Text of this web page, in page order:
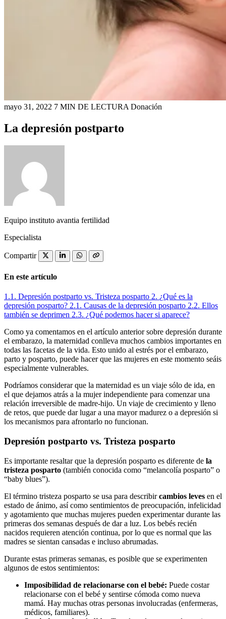
mayo 31, 2022 7 MIN DE LECTURA Donación
La depresión postparto
Equipo instituto avantia fertilidad
Especialista
Compartir
En este artículo
1.1. Depresión postparto vs. Tristeza posparto 2. ¿Qué es la
depresión posparto? 2.1. Causas de la depresión posparto 2.2. Ellos
también se deprimen 2.3. ¿Qué podemos hacer si aparece?
Como ya comentamos en el artículo anterior sobre depresión durante
el embarazo, la maternidad conlleva muchos cambios importantes en
todas las facetas de la vida. Esto unido al estrés por el embarazo,
parto y posparto, puede hacer que las mujeres en este momento seáis
especialmente vulnerables.
Podríamos considerar que la maternidad es un viaje sólo de ida, en
el que dejamos atrás a la mujer independiente para comenzar una
relación irreversible de madre-hijo. Un viaje de crecimiento y lleno
de retos, que puede dar lugar a una mayor madurez o a depresión si
los mecanismos para afrontarlo no funcionan.
Depresión postparto vs. Tristeza posparto
Es importante resaltar que la depresión posparto es diferente de la
tristeza posparto (también conocida como “melancolía posparto” o
“baby blues”).
El término tristeza posparto se usa para describircambios leves en el
estado de ánimo, así como sentimientos de preocupación, infelicidad
y agotamiento que muchas mujeres pueden experimentar durante las
primeras dos semanas después de dar a luz. Los bebés recién
nacidos requieren atención continua, por lo que es normal que las
madres se sientan cansadas e incluso abrumadas.
Durante estas primeras semanas, es posible que se experimenten
algunos de estos sentimientos:
Imposibilidad de relacionarse con el bebé: Puede costar
relacionarse con el bebé y sentirse cómoda como nueva
mamá. Hay muchas otras personas involucradas (enfermeras,
médicos, familiares).